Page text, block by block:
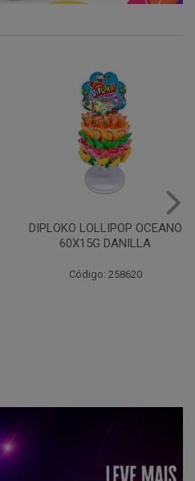
DIPLOKO LOLLIPOP OCEANO
60X15G DANILLA
Código: 258620